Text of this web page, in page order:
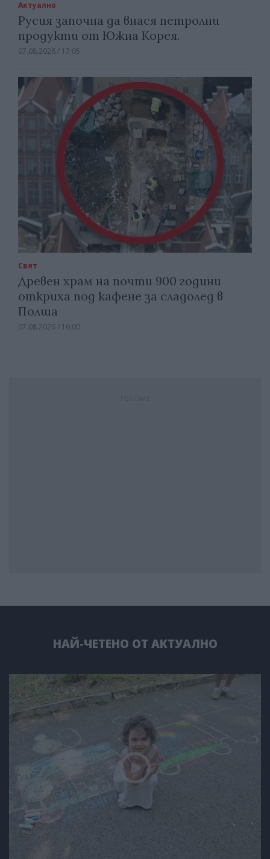
Актуално
Русия започна да внася петролни
продукти от Южна Корея.
07.08.2026 / 17:05
Свят
Древен храм на почти 900 години
откриха под кафене за сладолед в
Полша
07.08.2026 / 16:00
НАЙ-ЧЕТЕНО ОТ АКТУАЛНО